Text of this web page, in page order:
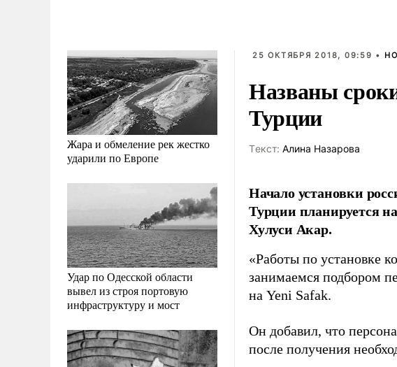
Жара и обмеление рек жестко
ударили по Европе
Удар по Одесской области
вывел из строя портовую
инфраструктуру и мост
25 ОКТЯБРЯ 2018, 09:59 •
Названы
Турции
Tекст: Алина Назарова
Начало установки
Турции планируется
Хулуси Акар.
«Работы по установке
занимаемся подбором
на Yeni Safak.
Он добавил, что
после получения